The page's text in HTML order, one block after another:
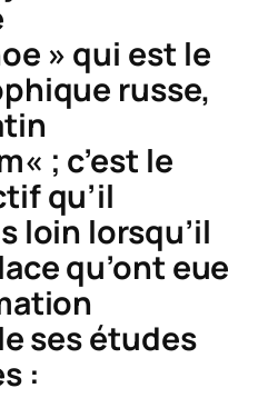
» qui est le
russe,
« ; c’est le
qu’il
loin lorsqu’il
qu’ont eue
ses études
: